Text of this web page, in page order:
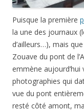
Puisque la première
la une des journaux
d’ailleurs…), mais
Zouave du pont de
emmène aujourd’hui
photographies qui
vue du pont
resté côté amont,